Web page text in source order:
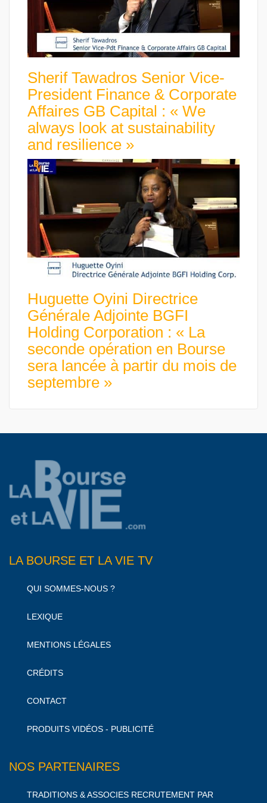
Sherif Tawadros Senior Vice-
President Finance & Corporate
Affaires GB Capital : « We
always look at sustainability
and resilience »
Huguette Oyini Directrice
Générale Adjointe BGFI
Holding Corporation : « La
seconde opération en Bourse
sera lancée à partir du mois de
septembre »
LA BOURSE ET LA VIE TV
QUI SOMMES-NOUS ?
LEXIQUE
MENTIONS LÉGALES
CRÉDITS
CONTACT
PRODUITS VIDÉOS - PUBLICITÉ
NOS PARTENAIRES
TRADITIONS & ASSOCIES RECRUTEMENT PAR